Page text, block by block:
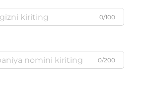
0/100
0/200